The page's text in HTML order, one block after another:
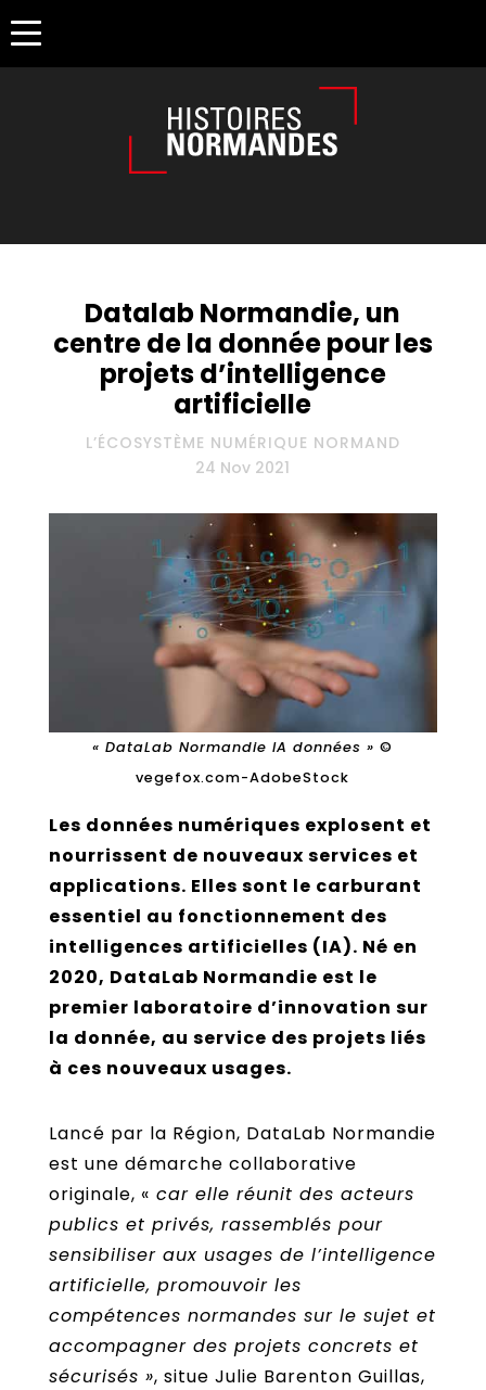
Datalab Normandie, un
centre de la donnée pour les
projets d’intelligence
artificielle
L’ÉCOSYSTÈME NUMÉRIQUE NORMAND
24 Nov 2021
« DataLab Normandie IA données »©
vegefox.com-AdobeStock
Les données numériques explosent et
nourrissent de nouveaux services et
applications. Elles sont le carburant
essentiel au fonctionnement des
intelligences artificielles (IA). Né en
2020, DataLab Normandie est le
premier laboratoire d’innovation sur
la donnée, au service des projets liés
à ces nouveaux usages.
Lancé par la Région, DataLab Normandie
est une démarche collaborative
originale, « car elle réunit des acteurs
publics et privés, rassemblés pour
sensibiliser aux usages de l’intelligence
artificielle, promouvoir les
compétences normandes sur le sujet et
accompagner des projets concrets et
sécurisés », situe Julie Barenton Guillas,